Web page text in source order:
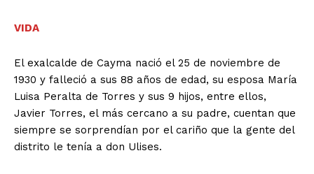
VIDA
El exalcalde de Cayma nació el 25 de noviembre de
1930 y falleció a sus 88 años de edad, su esposa María
Luisa Peralta de Torres y sus 9 hijos, entre ellos,
Javier Torres, el más cercano a su padre, cuentan que
siempre se sorprendían por el cariño que la gente del
distrito le tenía a don Ulises.